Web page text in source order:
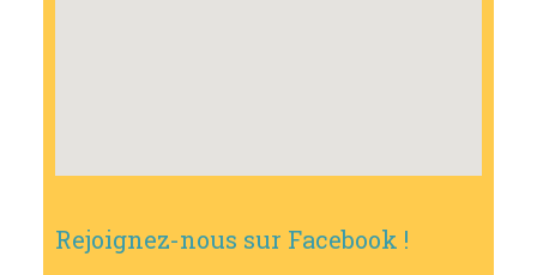
Rejoignez-nous sur Facebook !